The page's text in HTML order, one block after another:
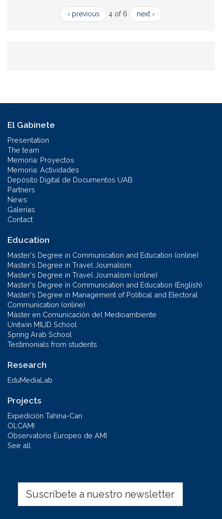
‹ previous 4 of 6 next ›
El Gabinete
Presentation
The team
Memoria: Proyectos
Memoria: Actividades
Depósito Digital de Documentos UAB
Partners
News
Galerías
Contact
Education
Master's Degree in Communication and Education (online)
Master's Degree in Travel Journalism
Master's Degree in Travel Journalism (online)
Master's Degree in Communication and Education (English)
Master's Degree in Management of Political and Electoral
Communication (online)
Máster en Comunicación del Medioambiente
Unitwin MILID School
Spring Arab School
Testimonials from students
Research
EduMediaLab
Projects
Expedición Tahina-Can
OLCAMI
Observatorio Europeo de AMI
See all
Suscríbete a nuestro newsletter